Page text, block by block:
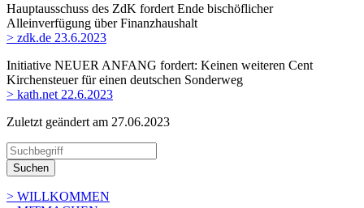
Hauptausschuss des ZdK fordert Ende bischöflicher
Alleinverfügung über Finanzhaushalt
> zdk.de 23.6.2023
Initiative NEUER ANFANG fordert: Keinen weiteren Cent
Kirchensteuer für einen deutschen Sonderweg
> kath.net 22.6.2023
Zuletzt geändert am 27­.06.2023
Suchen
> WILLKOMMEN